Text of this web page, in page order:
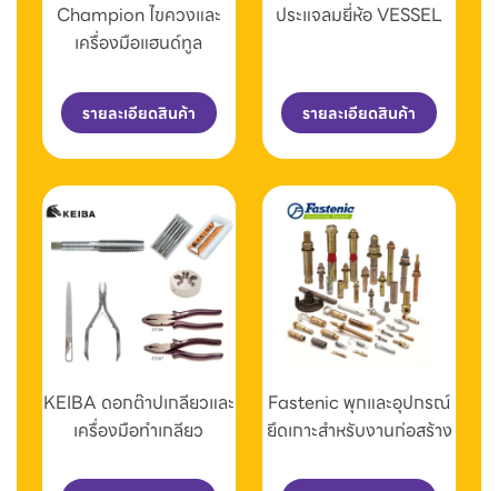
Champion ไขควงและ
เครื่องมือแฮนด์ทูล
รายละเอียดสินค้า
ประแจลมยี่ห้อ VESSEL
รายละเอียดสินค้า
KEIBA ดอกต๊าปเกลียวและ
เครื่องมือทำเกลียว
Fastenic พุกและอุปกรณ์
ยึดเกาะสำหรับงานก่อสร้าง